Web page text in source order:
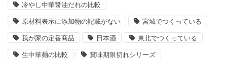
冷やし中華醤油だれの比較
原材料表示に添加物の記載がない 宮城でつくっている
我が家の定番商品 日本酒 東北でつくっている
生中華麺の比較 賞味期限切れシリーズ